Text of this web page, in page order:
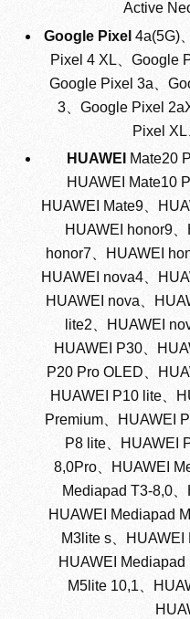
Active
Google Pixel 4a(5G)
Pixel 4 XL、Google
Google Pixel 3a、
3、Google Pixel
Pixel XL
HUAWEI
Mate20
HUAWEI Mate10
HUAWEI Mate9、
HUAWEI honor9
honor7、HUAWEI
HUAWEI nova4、
HUAWEI nova、
lite2、HUAWEI
HUAWEI P30、
P20 Pro OLED、
HUAWEI P10 lite、
Premium、HUAWEI
P8 lite、HUAWEI
8,0Pro、HUAWEI
Mediapad T3-8,0
HUAWEI Mediapad
M3lite s、HUAWEI
HUAWEI
M5lite 10,1、